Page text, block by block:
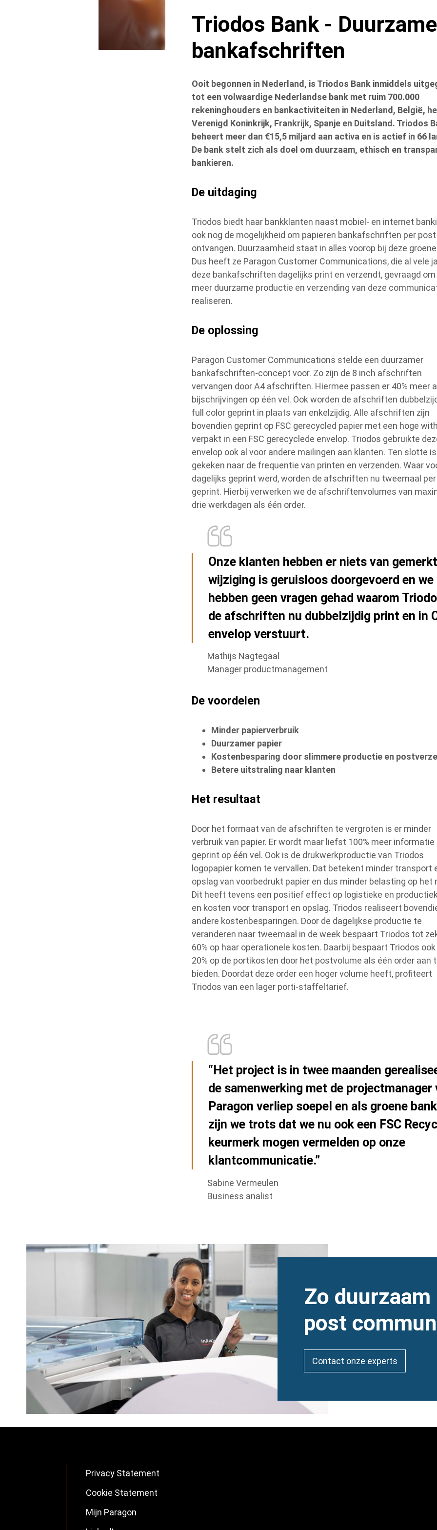
Triodos Bank - Duurzame
bankafschriften
Ooit begonnen in Nederland, is Triodos Bank inmiddels
tot een volwaardige Nederlandse bank met ruim 700.000
rekeninghouders en bankactiviteiten in Nederland, België,
Verenigd Koninkrijk, Frankrijk, Spanje en Duitsland. Triodos
beheert meer dan €15,5 miljard aan activa en is actief in 66
De bank stelt zich als doel om duurzaam, ethisch en
bankieren.
De uitdaging
Triodos biedt haar bankklanten naast mobiel- en internet
ook nog de mogelijkheid om papieren bankafschriften per
ontvangen. Duurzaamheid staat in alles voorop bij deze
Dus heeft ze Paragon Customer Communications, die al vele
deze bankafschriften dagelijks print en verzendt, gevraagd om
meer duurzame productie en verzending van deze
realiseren.
De oplossing
Paragon Customer Communications stelde een duurzamer
bankafschriften-concept voor. Zo zijn de 8 inch afschriften
vervangen door A4 afschriften. Hiermee passen er 40% meer
bijschrijvingen op één vel. Ook worden de afschriften
full color geprint in plaats van enkelzijdig. Alle afschriften zijn
bovendien geprint op FSC gerecycled papier met een hoge
verpakt in een FSC gerecyclede envelop. Triodos gebruikte
envelop ook al voor andere mailingen aan klanten. Ten slotte is
gekeken naar de frequentie van printen en verzenden. Waar
dagelijks geprint werd, worden de afschriften nu tweemaal
geprint. Hierbij verwerken we de afschriftenvolumes van
drie werkdagen als één order.
Onze klanten hebben er niets van
wijziging is geruisloos doorgevoerd en we
hebben geen vragen gehad waarom
de afschriften nu dubbelzijdig print en in
envelop verstuurt.
Mathijs Nagtegaal
Manager productmanagement
De voordelen
Minder papierverbruik
Duurzamer papier
Kostenbesparing door slimmere productie en
Betere uitstraling naar klanten
Het resultaat
Door het formaat van de afschriften te vergroten is er minder
verbruik van papier. Er wordt maar liefst 100% meer informatie
geprint op één vel. Ook is de drukwerkproductie van Triodos
logopapier komen te vervallen. Dat betekent minder transport
opslag van voorbedrukt papier en dus minder belasting op het
Dit heeft tevens een positief effect op logistieke en
en kosten voor transport en opslag. Triodos realiseert
andere kostenbesparingen. Door de dagelijkse productie te
veranderen naar tweemaal in de week bespaart Triodos tot
60% op haar operationele kosten. Daarbij bespaart Triodos ook
20% op de portikosten door het postvolume als één order aan
bieden. Doordat deze order een hoger volume heeft, profiteert
Triodos van een lager porti-staffeltarief.
“Het project is in twee maanden
de samenwerking met de projectmanager
Paragon verliep soepel en als groene bank
zijn we trots dat we nu ook een FSC
keurmerk mogen vermelden op onze
klantcommunicatie.”
Sabine Vermeulen
Business analist
Background
Heading
Zo
post
Contact onze experts
Footer
Privacy Statement
Cookie Statement
Mijn Paragon